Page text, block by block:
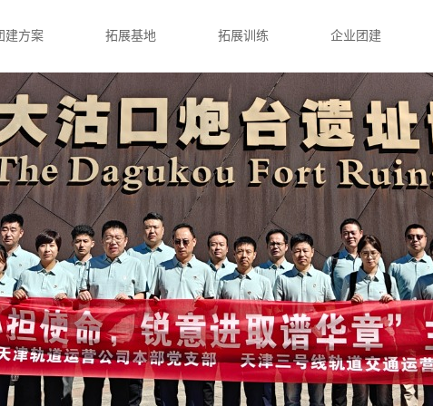
建方案 拓展基地 拓展训练 企业团建